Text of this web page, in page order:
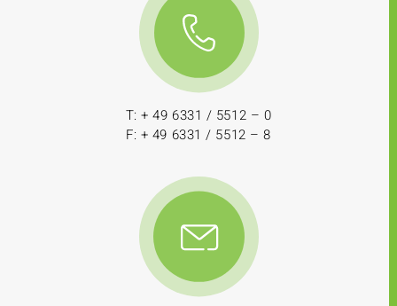
T: + 49 6331 / 5512 – 0
F: + 49 6331 / 5512 – 8